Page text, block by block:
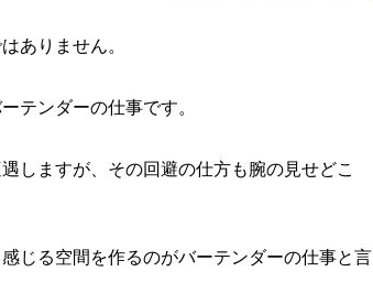
ありません。
テンダーの仕事です。
しますが、その回避の仕方も腕の見せどこ
じる空間を作るのがバーテンダーの仕事と言